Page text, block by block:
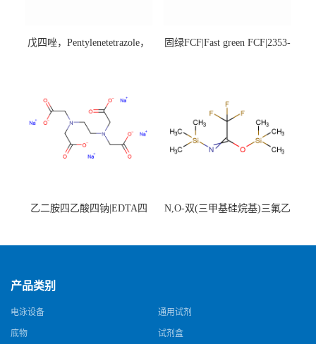
戊四唑，Pentylenetetrazole，
固绿FCF|Fast green FCF|2353-
乙二胺四乙酸四钠|EDTA四
N,O-双(三甲基硅烷基)三氟乙
产品类别
电泳设备 通用试剂
底物 试剂盒